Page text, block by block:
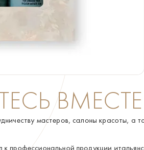
ВМЕСТЕ
мастеров, салоны красоты, а
профессиональной продукции